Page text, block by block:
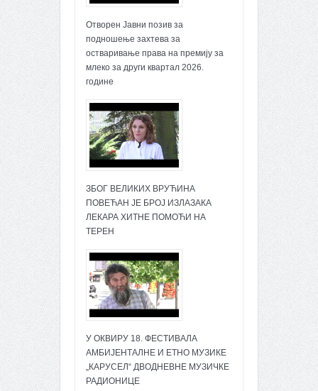
Отворен Јавни позив за
подношење захтева за
остваривање права на премију за
млеко за други квартал 2026.
године
ЗБОГ ВЕЛИКИХ ВРУЋИНА
ПОВЕЋАН ЈЕ БРОЈ ИЗЛАЗАКА
ЛЕКАРА ХИТНЕ ПОМОЋИ НА
ТЕРЕН
У ОКВИРУ 18. ФЕСТИВАЛА
АМБИЈЕНТАЛНЕ И ЕТНО МУЗИКЕ
„КАРУСЕЛ“ ДВОДНЕВНЕ МУЗИЧКЕ
РАДИОНИЦЕ